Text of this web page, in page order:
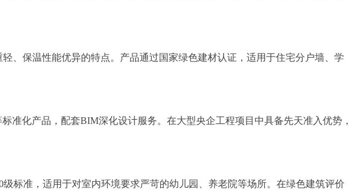
、保温性能优异的特点。产品通过国家绿色建材认证，适用于住宅分户墙、学
准化产品，配套BIM深化设计服务。在大型央企工程项目中具备先天准入优势，
标准，适用于对室内环境要求严苛的幼儿园、养老院等场所。在绿色建筑评价